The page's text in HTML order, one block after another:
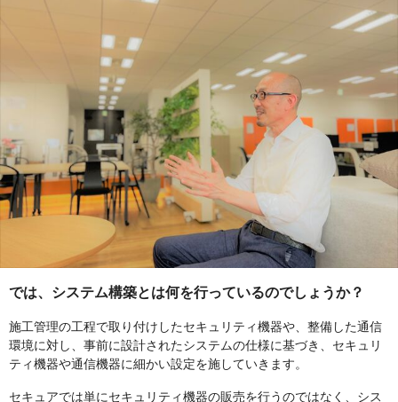
では、システム構築とは何を行っているのでしょうか？
施工管理の工程で取り付けしたセキュリティ機器や、整備した通信
環境に対し、事前に設計されたシステムの仕様に基づき、セキュリ
ティ機器や通信機器に細かい設定を施していきます。
セキュアでは単にセキュリティ機器の販売を行うのではなく、シス